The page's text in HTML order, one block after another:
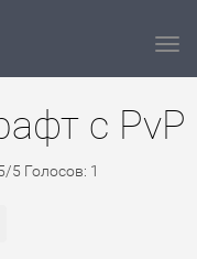
с PvP
/5 Голосов: 1